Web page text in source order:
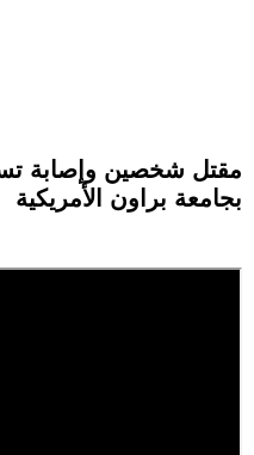
مقتل شخصين وإصابة
بجامعة براون الأمريكية